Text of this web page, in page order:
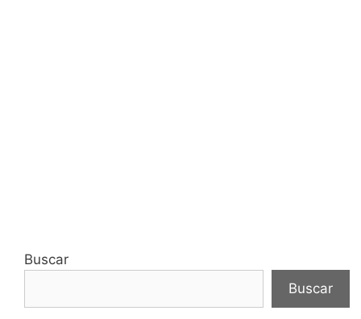
Buscar
Buscar